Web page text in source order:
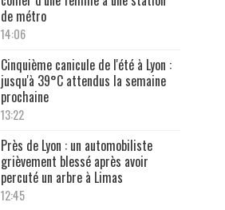
de métro
14:06
Cinquième canicule de l'été à Lyon :
jusqu'à 39°C attendus la semaine
prochaine
13:22
Près de Lyon : un automobiliste
grièvement blessé après avoir
percuté un arbre à Limas
12:45